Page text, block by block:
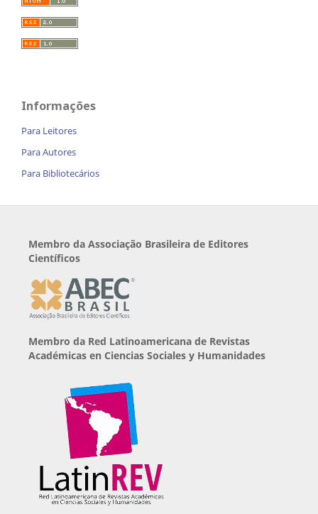
Informações
Para Leitores
Para Autores
Para Bibliotecários
Membro da Associação Brasileira de Editores
Científicos
Membro da Red Latinoamericana de Revistas
Académicas en Ciencias Sociales y Humanidades